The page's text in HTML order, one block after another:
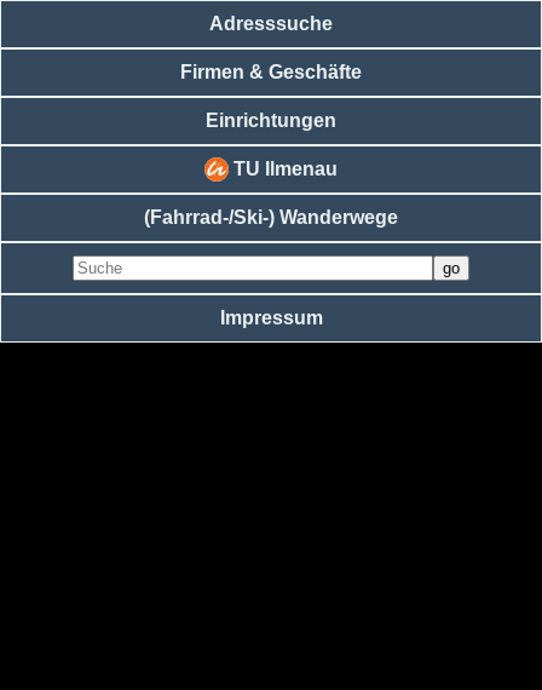
Adresssuche
Firmen & Geschäfte
Einrichtungen
TU Ilmenau
(Fahrrad-/Ski-) Wanderwege
Impressum